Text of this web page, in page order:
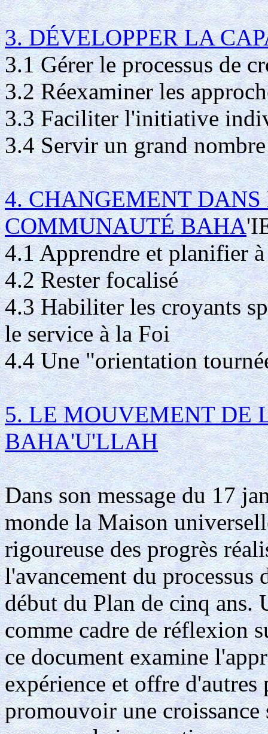
3. DÉVELOPPER LA
3.1 Gérer le processus de
3.2 Réexaminer les
3.3 Faciliter l'initiative
3.4 Servir un grand
4. CHANGEMENT
COMMUNAUTÉ BAHA
4.1 Apprendre et planifier à
4.2 Rester focalisé
4.3 Habiliter les croyants
le service à la Foi
4.4 Une "orientation
5. LE MOUVEMENT DE
BAHA'U'LLAH
Dans son message du 17
monde la Maison
rigoureuse des progrès
l'avancement du processus
début du Plan de cinq ans.
comme cadre de réflexion
ce document examine
expérience et offre d'autres
promouvoir une